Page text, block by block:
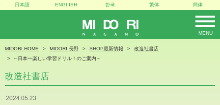
MIDORI
MENU
日本語 ENGLISH 한국 繁体 簡体
MIDORI HOME MIDORI 長野 SHOP最新情報
改造社書店
～日本一楽しい学習ドリル！のご案内～
改造社書店
2024.05.23